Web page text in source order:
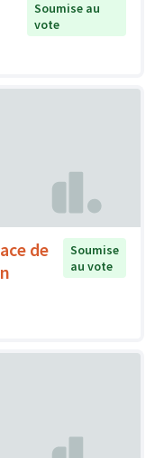
Soumise au
vote
de
Soumise
au vote